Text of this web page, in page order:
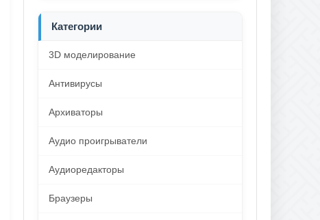
Категории
3D моделирование
Антивирусы
Архиваторы
Аудио проигрыватели
Аудиоредакторы
Браузеры